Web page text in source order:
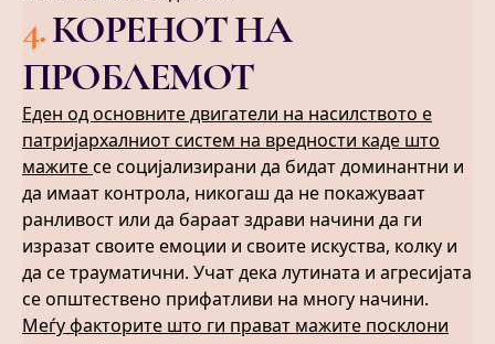
4.КОРЕНОТ НА
ПРОБЛЕМОТ
Еден од основните двигатели на насилството е
патријархалниот систем на вредности каде што
мажитесе социјализирани да бидат доминантни и
да имаат контрола, никогаш да не покажуваат
ранливост или да бараат здрави начини да ги
изразат своите емоции и своите искуства, колку и
да се трауматични. Учат дека лутината и агресијата
се општествено прифатливи на многу начини.
Меѓу факторите што ги прават мажите посклони